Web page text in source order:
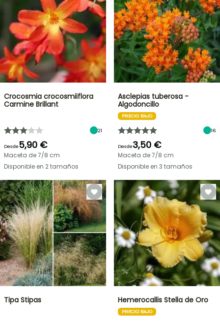
Crocosmia crocosmiiflora
Carmine Brillant
21
Desde5,90 €
Maceta de 7/8 cm
Disponible en 2 tamaños
Asclepias tuberosa -
Algodoncillo
PRECIO BAJO
16
Desde3,50 €
Maceta de 7/8 cm
Disponible en 3 tamaños
Tipa Stipas Hemerocallis Stella de Oro
PRECIO BAJO